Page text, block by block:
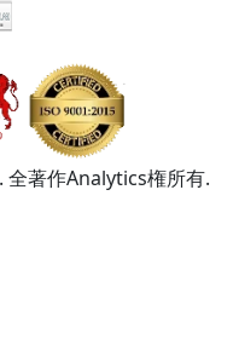
著作Analytics権所有.